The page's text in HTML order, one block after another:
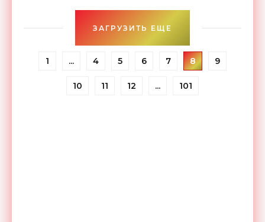
ЗАГРУЗИТЬ ЕЩЕ
1 ... 4 5 6 7 8 9
10 11 12 ... 101